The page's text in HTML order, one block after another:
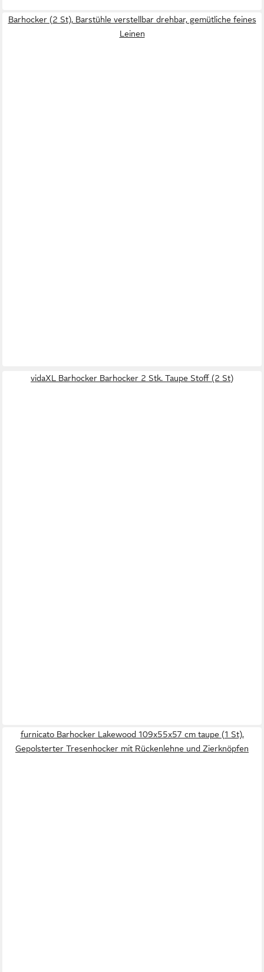
Barhocker (2 St), Barstühle verstellbar drehbar, gemütliche feines
Leinen
vidaXL Barhocker Barhocker 2 Stk. Taupe Stoff (2 St)
furnicato Barhocker Lakewood 109x55x57 cm taupe (1 St),
Gepolsterter Tresenhocker mit Rückenlehne und Zierknöpfen